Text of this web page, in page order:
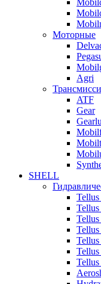
Моторные
Agri
ATF
Gear
SHELL